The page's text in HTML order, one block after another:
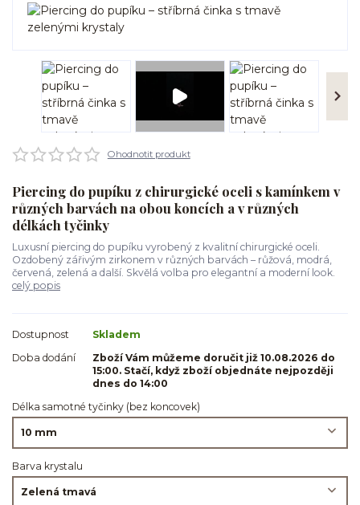
Ohodnotit produkt
Piercing do pupíku z chirurgické oceli s kamínkem v
různých barvách na obou koncích a v různých
délkách tyčinky
Luxusní piercing do pupíku vyrobený z kvalitní chirurgické oceli.
Ozdobený zářivým zirkonem v různých barvách – růžová, modrá,
červená, zelená a další. Skvělá volba pro elegantní a moderní look.
celý popis
Dostupnost
Skladem
Doba dodání
Zboží Vám můžeme doručit již 10.08.2026 do
15:00. Stačí, když zboží objednáte nejpozději
dnes do 14:00
Délka samotné tyčinky (bez koncovek)
Barva krystalu